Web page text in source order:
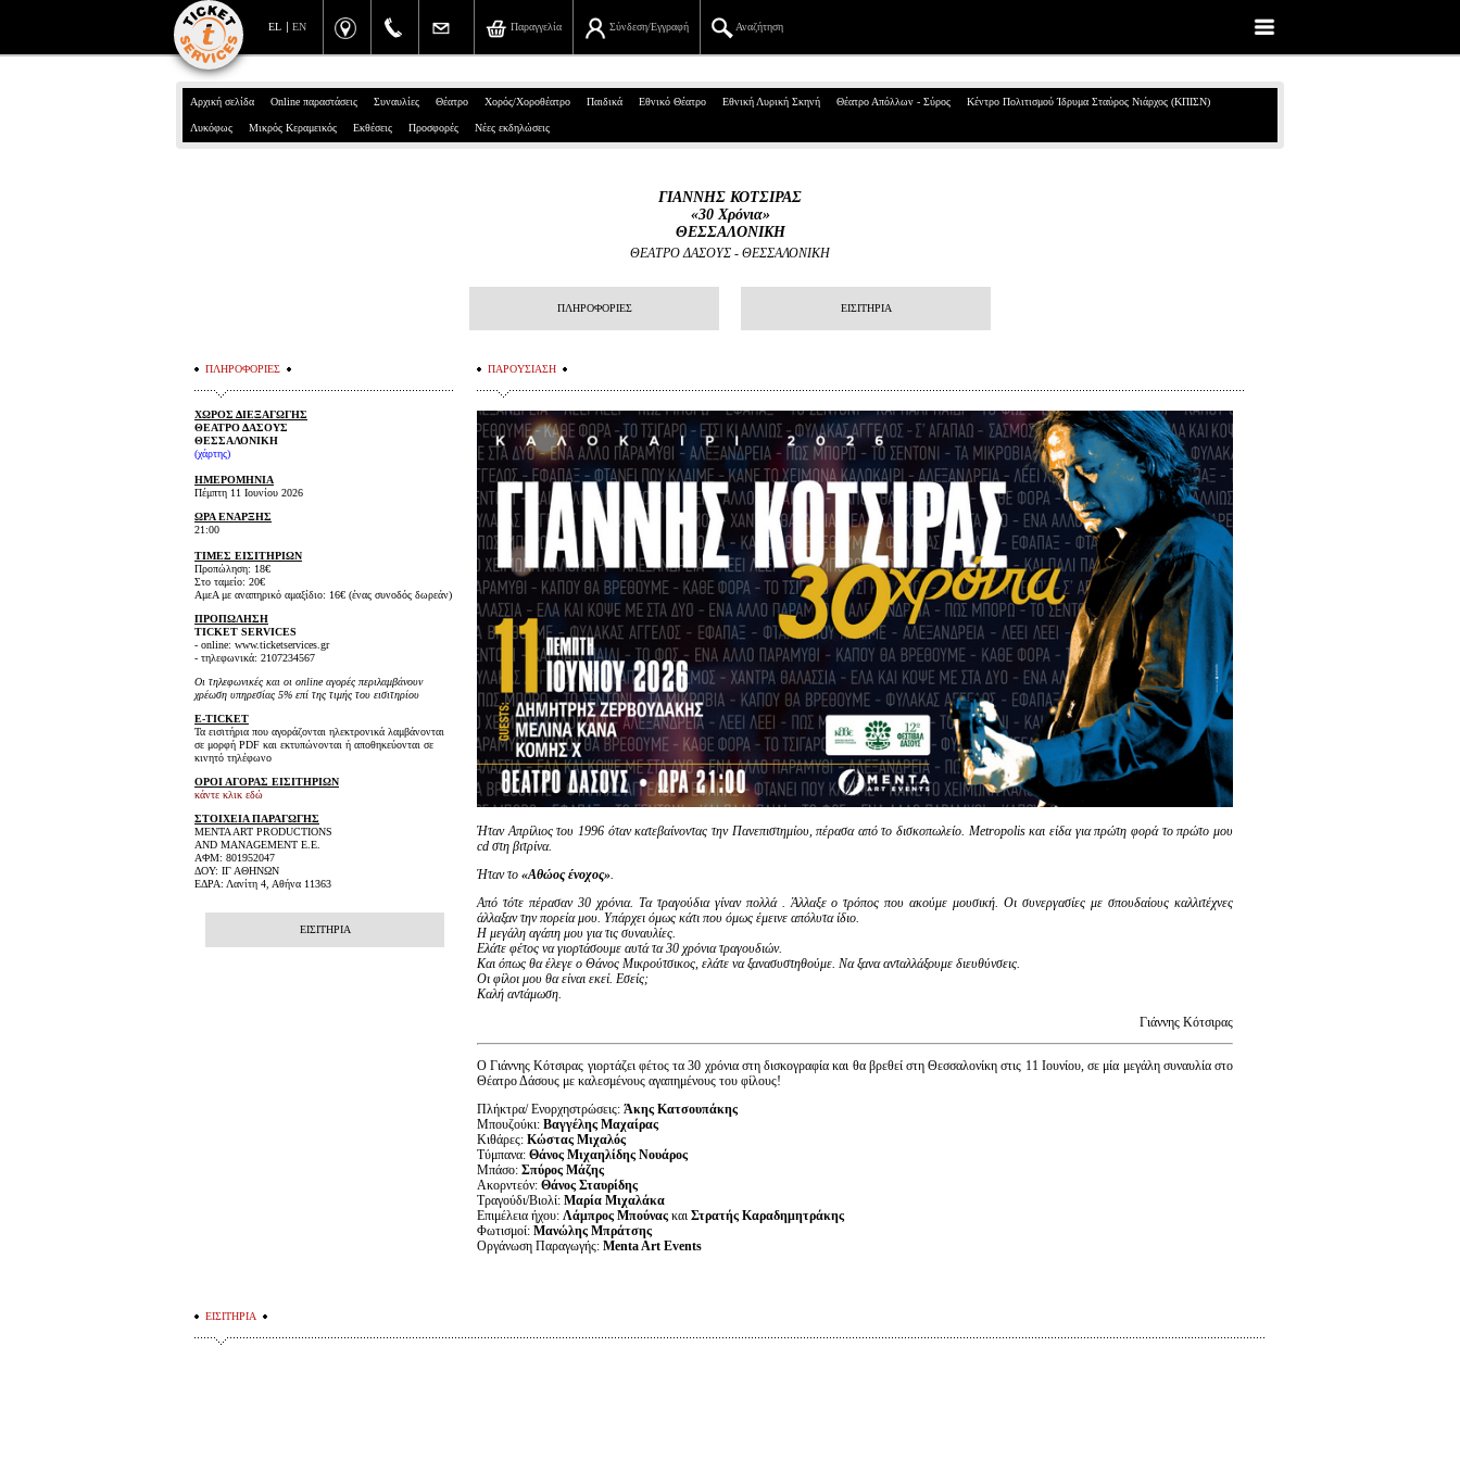
EN
EL Αναζήτηση
Σύνδεση/Εγγραφή
Παραγγελία
Πανεπιστημίου 39, Αθήνα
Αναζήτηση
Πληροφορίες
Είσοδος διαχειριστή
Αρχική σελίδα Online παραστάσεις Συναυλίες Θέατρο Χορός/Χοροθέατρο Παιδικά Εθνικό Θέατρο Εθνική Λυρική Σκηνή Θέατρο Απόλλων - Σύρος Κέντρο Πολιτισμού Ίδρυμα Σταύρος Νιάρχος (ΚΠΙΣΝ)
Λυκόφως Μικρός Κεραμεικός Εκθέσεις Προσφορές Νέες εκδηλώσεις
ΓΙΑΝΝΗΣ ΚΟΤΣΙΡΑΣ
«30 Χρόνια»
ΘΕΣΣΑΛΟΝΙΚΗ
ΘΕΑΤΡΟ ΔΑΣΟΥΣ - ΘΕΣΣΑΛΟΝΙΚΗ
ΠΛΗΡΟΦΟΡΙΕΣ ΕΙΣΙΤΗΡΙΑ
ΠΑΡΟΥΣΙΑΣΗ
Ήταν Απρίλιος του 1996 όταν κατεβαίνοντας την Πανεπιστημίου, πέρασα από το δισκοπωλείο. Metropolis και είδα για πρώτη φορά το πρώτο μου
cd στη βιτρίνα.
Ήταν το «Αθώος ένοχος»
Από τότε πέρασαν 30 χρόνια. Τα τραγούδια γίναν πολλά . Άλλαξε ο τρόπος που ακούμε μουσική. Οι συνεργασίες με σπουδαίους καλλιτέχνες
άλλαξαν την πορεία μου. Υπάρχει όμως κάτι που όμως έμεινε απόλυτα ίδιο.
Η μεγάλη αγάπη μου για τις συναυλίες.
Ελάτε φέτος να γιορτάσουμε αυτά τα 30 χρόνια τραγουδιών.
Και όπως θα έλεγε ο Θάνος Μικρούτσικος, ελάτε να ξανασυστηθούμε. Να ξανα ανταλλάξουμε διευθύνσεις.
Οι φίλοι μου θα είναι εκεί. Εσείς;
Καλή αντάμωση.
Γιάννης Κότσιρας
Ο Γιάννης Κότσιρας γιορτάζει φέτος τα 30 χρόνια στη δισκογραφία και θα βρεθεί στη Θεσσαλονίκη στις 11 Ιουνίου, σε μία μεγάλη συναυλία στο
Θέατρο Δάσους με καλεσμένους αγαπημένους του φίλους!
Πλήκτρα/ Ενορχηστρώσεις: Άκης Κατσουπάκης
Μπουζούκι: Βαγγέλης Μαχαίρας
Κιθάρες: Κώστας Μιχαλός
Τύμπανα: Θάνος Μιχαηλίδης Νουάρος
Μπάσο: Σπύρος Μάζης
Ακορντεόν: Θάνος Σταυρίδης
Τραγούδι/Βιολί: Μαρία Μιχαλάκα
Επιμέλεια ήχου: Λάμπρος Μπούνας και Στρατής Καραδημητράκης
Φωτισμοί: Μανώλης Μπράτσης
Οργάνωση Παραγωγής: Menta Art Events
ΠΛΗΡΟΦΟΡΙΕΣ
ΧΩΡΟΣ ΔΙΕΞΑΓΩΓΗΣ
ΘΕΑΤΡΟ ΔΑΣΟΥΣ
ΘΕΣΣΑΛΟΝΙΚΗ
(χάρτης)
ΗΜΕΡΟΜΗΝΙΑ
Πέμπτη 11 Ιουνίου 2026
ΩΡΑ ΕΝΑΡΞΗΣ
21:00
ΤΙΜΕΣ ΕΙΣΙΤΗΡΙΩΝ
Προπώληση: 18€
Στο ταμείο: 20€
ΑμεΑ με αναπηρικό αμαξίδιο: 16€ (ένας συνοδός δωρεάν)
ΠΡΟΠΩΛΗΣΗ
TICKET SERVICES
- online: www.ticketservices.gr
- τηλεφωνικά: 2107234567
Οι τηλεφωνικές και οι online αγορές περιλαμβάνουν
χρέωση υπηρεσίας 5% επί της τιμής του εισιτηρίου
E-TICKET
Τα εισιτήρια που αγοράζονται ηλεκτρονικά λαμβάνονται
σε μορφή PDF και εκτυπώνονται ή αποθηκεύονται σε
κινητό τηλέφωνο
ΟΡΟΙ ΑΓΟΡΑΣ ΕΙΣΙΤΗΡΙΩΝ
κάντε κλικ εδώ
ΣΤΟΙΧΕΙΑ ΠΑΡΑΓΩΓΗΣ
MENTA ART PRODUCTIONS
AND MANAGEMENT Ε.Ε.
ΑΦΜ: 801952047
ΔΟΥ: ΙΓ ΑΘΗΝΩΝ
ΕΔΡΑ: Λανίτη 4, Αθήνα 11363
ΕΙΣΙΤΗΡΙΑ
ΕΙΣΙΤΗΡΙΑ